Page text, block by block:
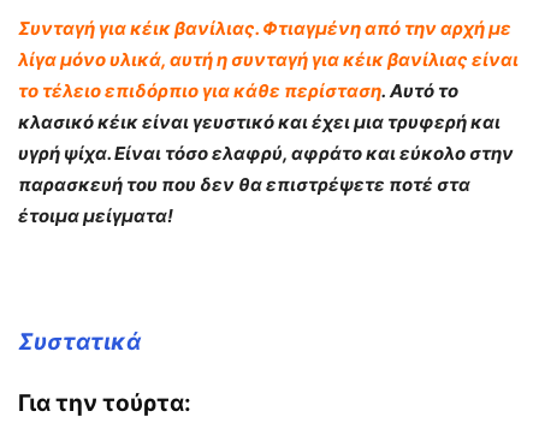
Συνταγή για κέικ βανίλιας. Φτιαγμένη από την αρχή με
λίγα μόνο υλικά, αυτή η συνταγή για κέικ βανίλιας είναι
το τέλειο επιδόρπιο για κάθε περίσταση. Αυτό το
κλασικό κέικ είναι γευστικό και έχει μια τρυφερή και
υγρή ψίχα. Είναι τόσο ελαφρύ, αφράτο και εύκολο στην
παρασκευή του που δεν θα επιστρέψετε ποτέ στα
έτοιμα μείγματα!
Συστατικά
Για την τούρτα: